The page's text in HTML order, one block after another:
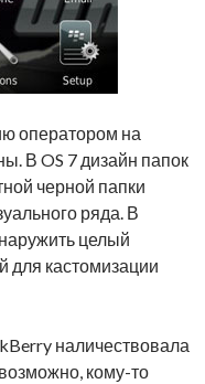
оператором на
В OS 7 дизайн папок
черной папки
ряда. В
целый
для кастомизации
наличествовала
кому-то